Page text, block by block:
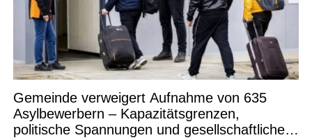
Gemeinde verweigert Aufnahme von 635
Asylbewerbern – Kapazitätsgrenzen,
politische Spannungen und gesellschaftliche